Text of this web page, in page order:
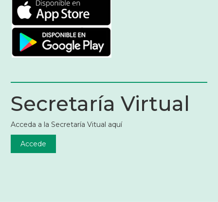
Secretaría Virtual
Acceda a la Secretaría Vitual aquí
Accede